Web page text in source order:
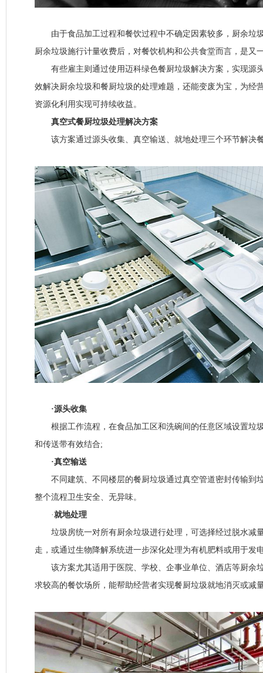
由于食品加工过程和餐饮过程中不确定因素较多，厨余垃
厨余垃圾施行计量收费后，对餐饮机构和公共食堂而言，是又
有些雇主则通过使用迈科绿色餐厨垃圾解决方案，实现源
效解决厨余垃圾和餐厨垃圾的处理难题，还能变废为宝，为经
资源化利用实现可持续收益。
真空式餐厨垃圾处理解决方案
该方案通过源头收集、真空输送、就地处理三个环节解决
·源头收集
根据工作流程，在食品加工区和洗碗间的任意区域设置垃
和传送带有效结合;
·真空输送
不同建筑、不同楼层的餐厨垃圾通过真空管道密封传输到
整个流程卫生安全、无异味。
·就地处理
垃圾房统一对所有厨余垃圾进行处理，可选择经过脱水减
走，或通过生物降解系统进一步深化处理为有机肥料或用于发
该方案尤其适用于医院、学校、企事业单位、酒店等厨余
求较高的餐饮场所，能帮助经营者实现餐厨垃圾就地消灭或减